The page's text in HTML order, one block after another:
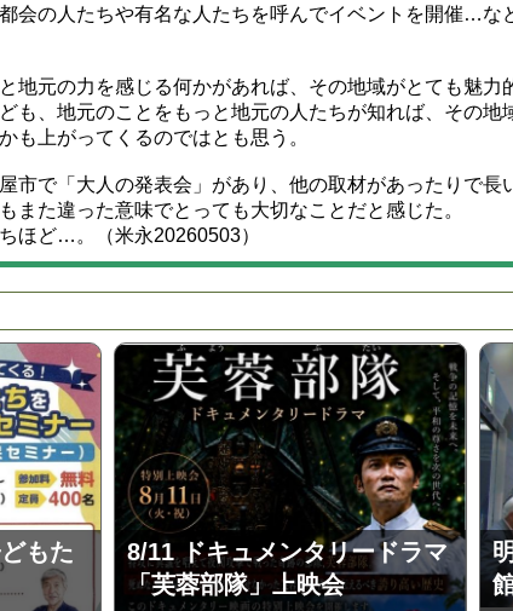
会の人たちや有名な人たちを呼んでイベントを開催…な
地元の力を感じる何かがあれば、その地域がとても魅力
も、地元のことをもっと地元の人たちが知れば、その地
も上がってくるのではとも思う。
市で「大人の発表会」があり、他の取材があったりで長
また違った意味でとっても大切なことだと感じた。
ほど…。（米永20260503）
もた
8/11 ドキュメンタリードラマ
「芙蓉部隊」上映会